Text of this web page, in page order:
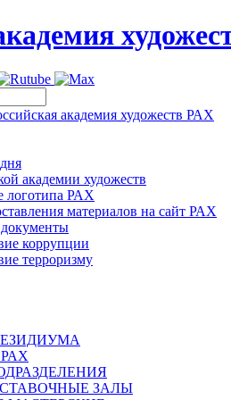
академия художеств РАХ
академии художеств
логотипа РАХ
материалов на сайт РАХ
коррупции
терроризму
ЗАЛЫ